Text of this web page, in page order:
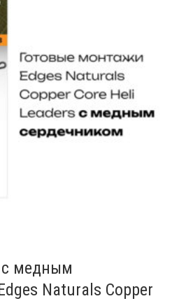
с медным
Naturals Copper